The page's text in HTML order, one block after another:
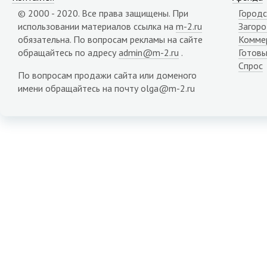
Карачаево-Черкесия республика
Карелия республика
Кемеровская область
Кировская область
Коми республика
Костромская область
Краснодарский край
© 2000 - 2020. Все права защищены. При
использовании материалов ссылка на m-2.ru
обязательна. По вопросам рекламы на сайте
обращайтесь по адресу admin@m-2.ru .
По вопросам продажи сайта или доменого
имени обращайтесь на почту olga@m-2.ru
Спрос